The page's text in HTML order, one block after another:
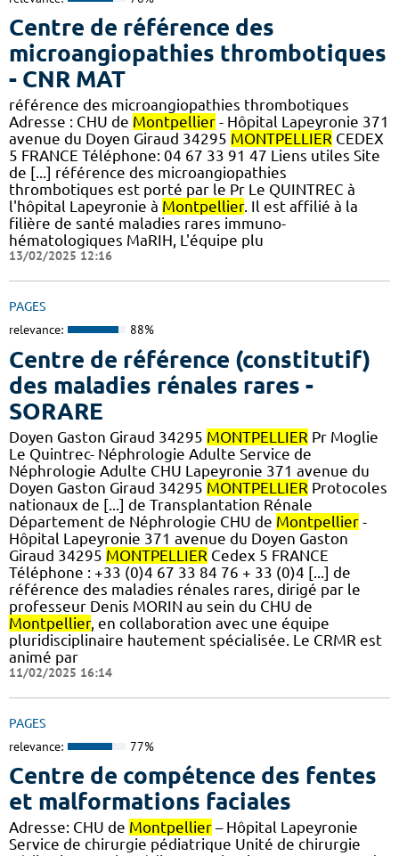
Centre de référence des
microangiopathies thrombotiques
- CNR MAT
référence des microangiopathies thrombotiques
Adresse : CHU de Montpellier - Hôpital Lapeyronie 371
avenue du Doyen Giraud 34295 MONTPELLIER CEDEX
5 FRANCE Téléphone: 04 67 33 91 47 Liens utiles Site
de [...] référence des microangiopathies
thrombotiques est porté par le Pr Le QUINTREC à
l'hôpital Lapeyronie à Montpellier. Il est affilié à la
filière de santé maladies rares immuno-
hématologiques MaRIH, L'équipe plu
13/02/2025 12:16
PAGES
relevance: 88%
Centre de référence (constitutif)
des maladies rénales rares -
SORARE
Doyen Gaston Giraud 34295 MONTPELLIER Pr Moglie
Le Quintrec- Néphrologie Adulte Service de
Néphrologie Adulte CHU Lapeyronie 371 avenue du
Doyen Gaston Giraud 34295 MONTPELLIER Protocoles
nationaux de [...] de Transplantation Rénale
Département de Néphrologie CHU de Montpellier -
Hôpital Lapeyronie 371 avenue du Doyen Gaston
Giraud 34295 MONTPELLIER Cedex 5 FRANCE
Téléphone : +33 (0)4 67 33 84 76 + 33 (0)4 [...] de
référence des maladies rénales rares, dirigé par le
professeur Denis MORIN au sein du CHU de
Montpellier, en collaboration avec une équipe
pluridisciplinaire hautement spécialisée. Le CRMR est
animé par
11/02/2025 16:14
PAGES
relevance: 77%
Centre de compétence des fentes
et malformations faciales
Adresse: CHU de Montpellier – Hôpital Lapeyronie
Service de chirurgie pédiatrique Unité de chirurgie